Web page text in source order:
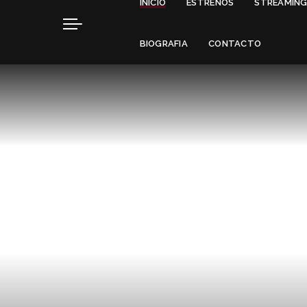
INICIO ESTRENOS STREAMING
BIOGRAFIA CONTACTO